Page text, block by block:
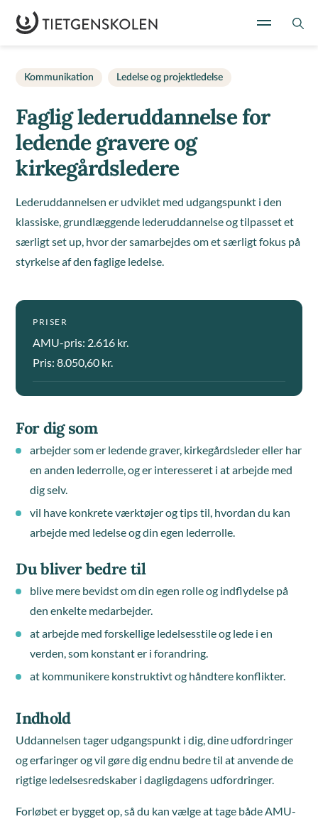
Kommunikation Ledelse og projektledelse
Faglig lederuddannelse for
ledende gravere og
kirkegårdsledere
Lederuddannelsen er udviklet med udgangspunkt i den
klassiske, grundlæggende lederuddannelse og tilpasset et
særligt set up, hvor der samarbejdes om et særligt fokus på
styrkelse af den faglige ledelse.
PRISER
AMU-pris: 2.616 kr.
Pris: 8.050,60 kr.
For dig som
arbejder som er ledende graver, kirkegårdsleder eller har
en anden lederrolle, og er interesseret i at arbejde med
dig selv.
vil have konkrete værktøjer og tips til, hvordan du kan
arbejde med ledelse og din egen lederrolle.
Du bliver bedre til
blive mere bevidst om din egen rolle og indflydelse på
den enkelte medarbejder.
at arbejde med forskellige ledelsesstile og lede i en
verden, som konstant er i forandring.
at kommunikere konstruktivt og håndtere konflikter.
Indhold
Uddannelsen tager udgangspunkt i dig, dine udfordringer
og erfaringer og vil gøre dig endnu bedre til at anvende de
rigtige ledelsesredskaber i dagligdagens udfordringer.
Forløbet er bygget op, så du kan vælge at tage både AMU-